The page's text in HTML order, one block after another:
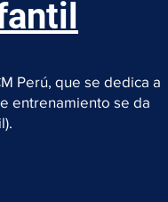
Perú, que se dedica a
entrenamiento se da